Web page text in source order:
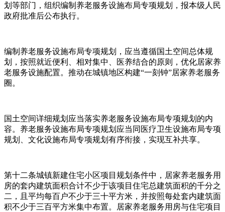
划等部门，组织编制养老服务设施布局专项规划，报本级人民
政府批准后公布执行。
编制养老服务设施布局专项规划，应当遵循国土空间总体规
划，按照就近便利、相对集中、医养结合的原则，优化居家养
老服务设施配置。推动在城镇地区构建“一刻钟”居家养老服务
圈。
国土空间详细规划应当落实养老服务设施布局专项规划的内
容。养老服务设施布局专项规划应当同医疗卫生设施布局专项
规划、文化设施布局专项规划有序衔接，实现互补共享。
第十二条城镇新建住宅小区项目规划条件中，居家养老服务用
房的套内建筑面积合计不少于该项目住宅总建筑面积的千分之
二，且平均每百户不少于三十平方米，并按照每处套内建筑面
积不少于三百平方米集中布置。居家养老服务用房与住宅项目